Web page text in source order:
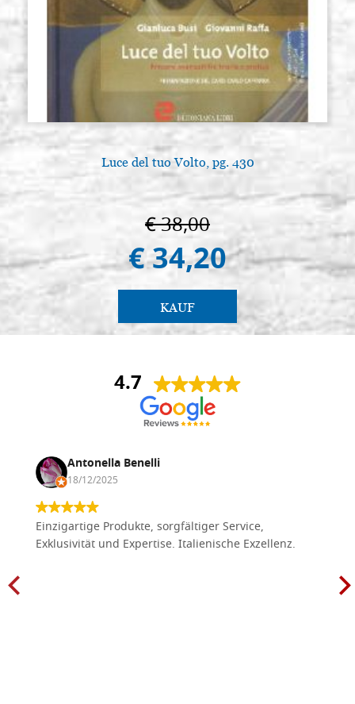
Luce del tuo Volto, pg. 430
€ 38,00
€ 34,20
KAUF
4.7
Antonella Benelli
18/12/2025
Einzigartige Produkte, sorgfältiger Service,
Exklusivität und Expertise. Italienische Exzellenz.